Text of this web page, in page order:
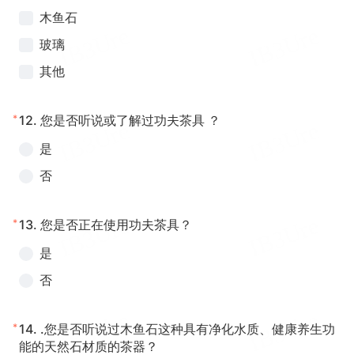
木鱼石
玻璃
其他
* 12. 您是否听说或了解过功夫茶具 ？
是
否
* 13. 您是否正在使用功夫茶具？
是
否
* 14. .您是否听说过木鱼石这种具有净化水质、健康养生功
能的天然石材质的茶器？